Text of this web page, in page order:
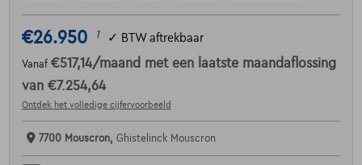
€26.950 1 ✓ BTW aftrekbaar
Vanaf €517,14/maand met een laatste maandaflossing
van €7.254,64
Ontdek het volledige cijfervoorbeeld
7700 Mouscron, Ghistelinck Mouscron